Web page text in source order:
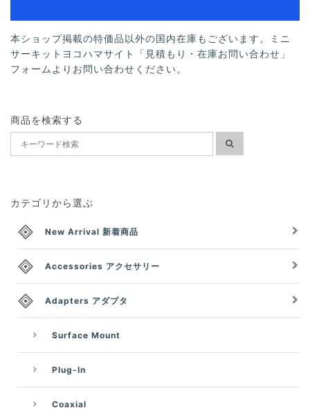
本ショップ掲載の特価品以外の国内在庫もございます。ミニ
サーキットヨコハマサイト「見積もり・在庫お問い合わせ」
フォームよりお問い合わせください。
商品を検索する
カテゴリから選ぶ
New Arrival 新着商品
Accessories アクセサリー
Adapters アダプタ
Surface Mount
Plug-In
Coaxial